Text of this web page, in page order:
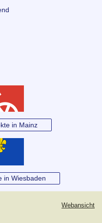
in Mainz
in Wiesbaden
Webansicht